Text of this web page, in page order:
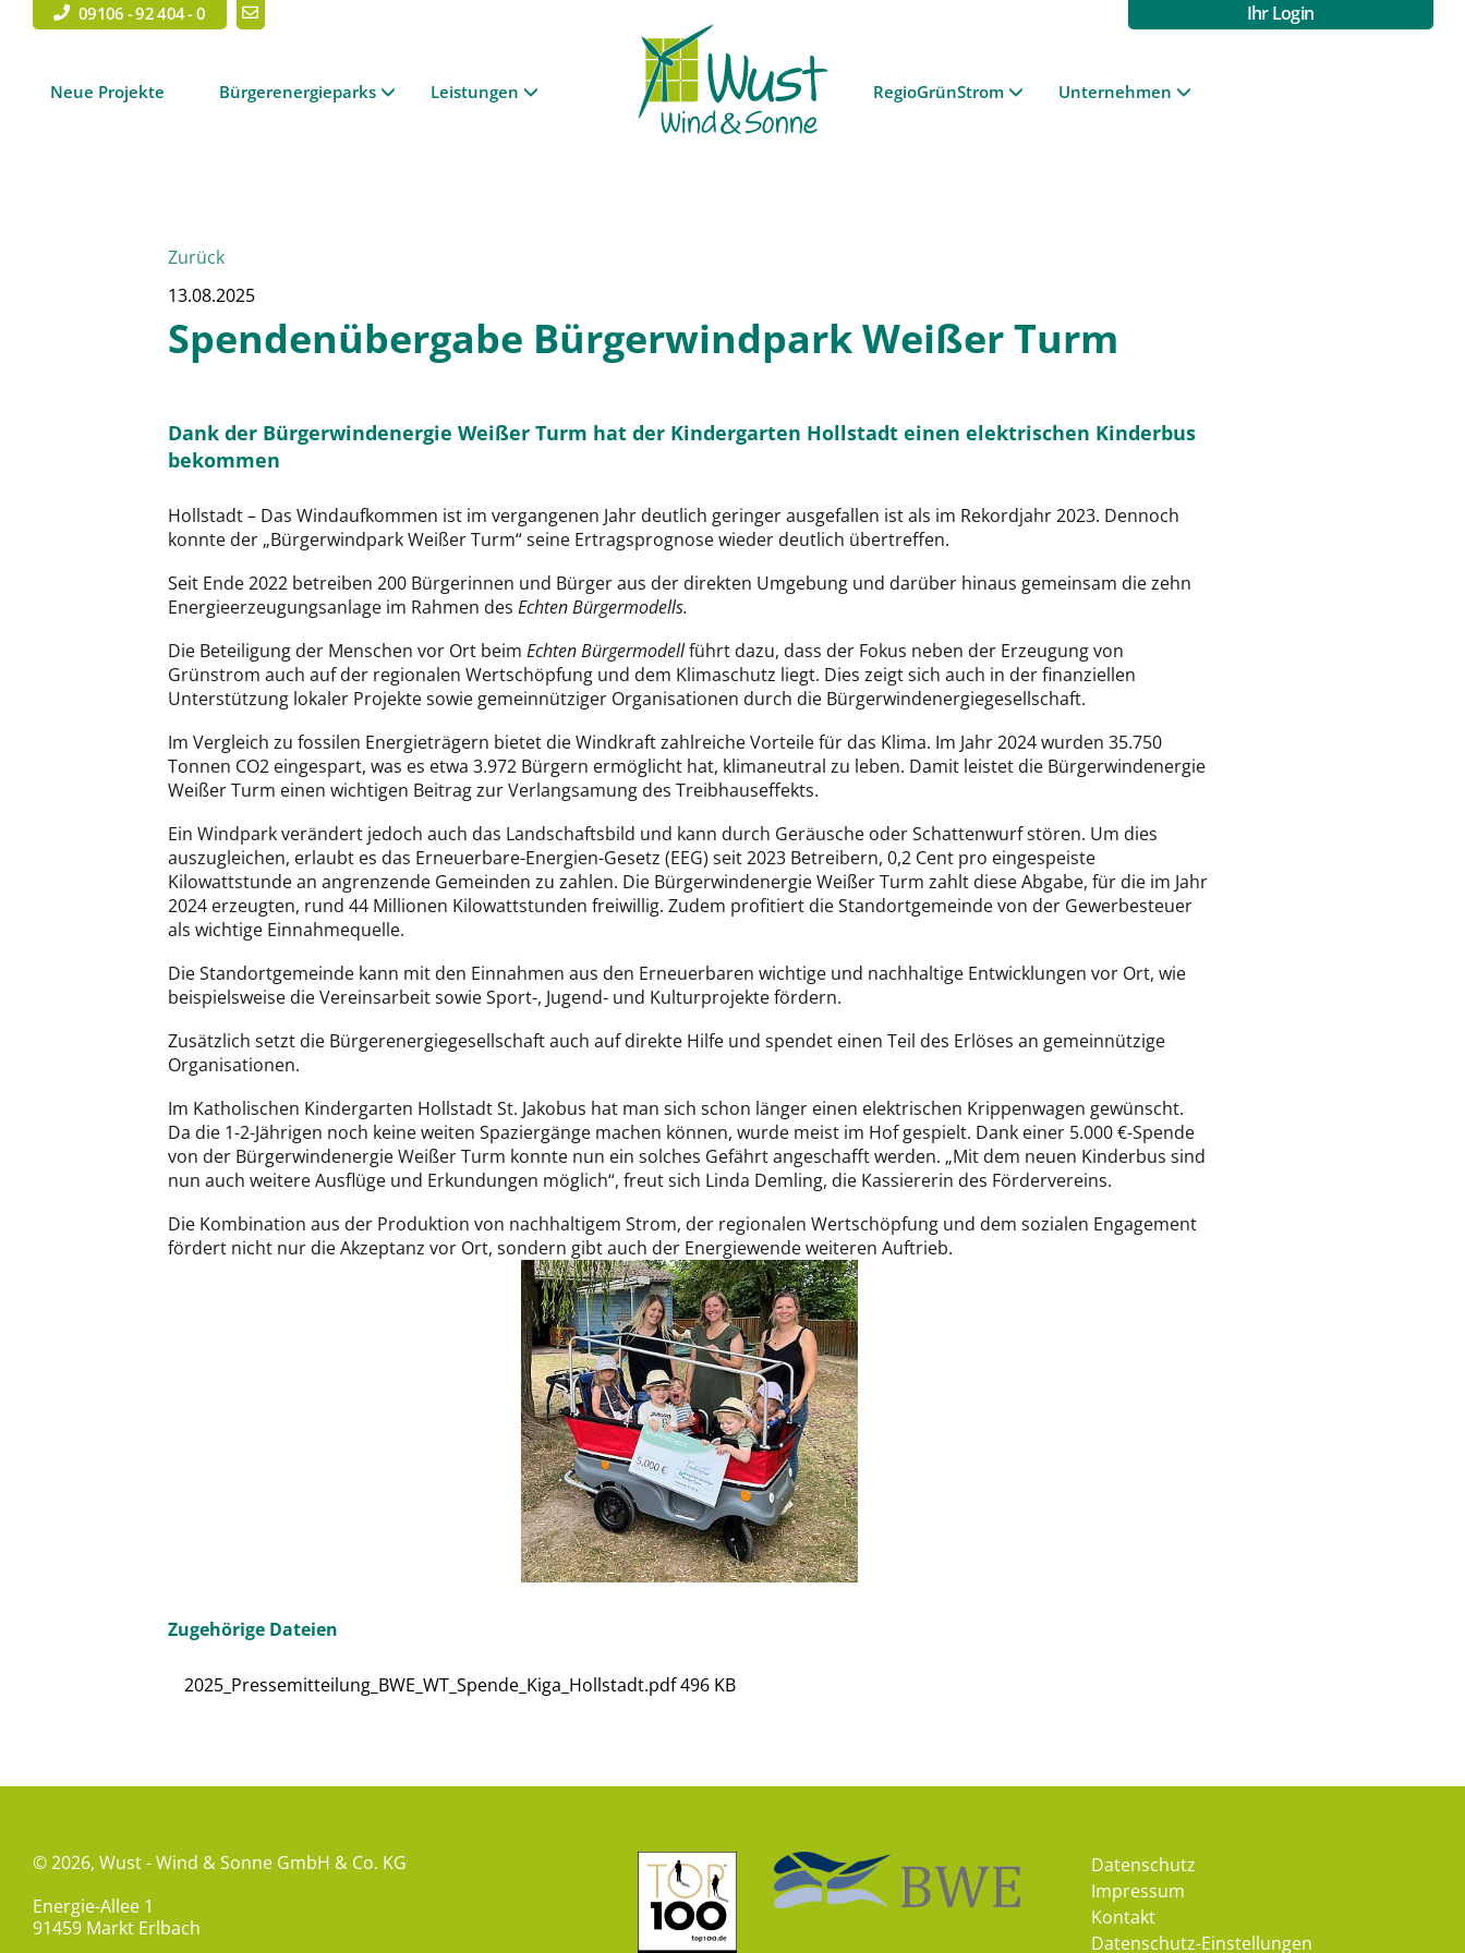
09106 - 92 404 - 0 Ihr Login
Neue Projekte Bürgerenergieparks Leistungen RegioGrünStrom Unternehmen
Zurück
13.08.2025
Spendenübergabe Bürgerwindpark Weißer Turm
Dank der Bürgerwindenergie Weißer Turm hat der Kindergarten Hollstadt einen elektrischen Kinderbus
bekommen
Hollstadt – Das Windaufkommen ist im vergangenen Jahr deutlich geringer ausgefallen ist als im Rekordjahr 2023. Dennoch
konnte der „Bürgerwindpark Weißer Turm“ seine Ertragsprognose wieder deutlich übertreffen.
Seit Ende 2022 betreiben 200 Bürgerinnen und Bürger aus der direkten Umgebung und darüber hinaus gemeinsam die zehn
Energieerzeugungsanlage im Rahmen desEchten Bürgermodells.
Die Beteiligung der Menschen vor Ort beimEchten Bürgermodellführt dazu, dass der Fokus neben der Erzeugung von
Grünstrom auch auf der regionalen Wertschöpfung und dem Klimaschutz liegt. Dies zeigt sich auch in der finanziellen
Unterstützung lokaler Projekte sowie gemeinnütziger Organisationen durch die Bürgerwindenergiegesellschaft.
Im Vergleich zu fossilen Energieträgern bietet die Windkraft zahlreiche Vorteile für das Klima. Im Jahr 2024 wurden 35.750
Tonnen CO2 eingespart, was es etwa 3.972 Bürgern ermöglicht hat, klimaneutral zu leben. Damit leistet die Bürgerwindenergie
Weißer Turm einen wichtigen Beitrag zur Verlangsamung des Treibhauseffekts.
Ein Windpark verändert jedoch auch das Landschaftsbild und kann durch Geräusche oder Schattenwurf stören. Um dies
auszugleichen, erlaubt es das Erneuerbare-Energien-Gesetz (EEG) seit 2023 Betreibern, 0,2 Cent pro eingespeiste
Kilowattstunde an angrenzende Gemeinden zu zahlen. Die Bürgerwindenergie Weißer Turm zahlt diese Abgabe, für die im Jahr
2024 erzeugten, rund 44 Millionen Kilowattstunden freiwillig. Zudem profitiert die Standortgemeinde von der Gewerbesteuer
als wichtige Einnahmequelle.
Die Standortgemeinde kann mit den Einnahmen aus den Erneuerbaren wichtige und nachhaltige Entwicklungen vor Ort, wie
beispielsweise die Vereinsarbeit sowie Sport-, Jugend- und Kulturprojekte fördern.
Zusätzlich setzt die Bürgerenergiegesellschaft auch auf direkte Hilfe und spendet einen Teil des Erlöses an gemeinnützige
Organisationen.
Im Katholischen Kindergarten Hollstadt St. Jakobus hat man sich schon länger einen elektrischen Krippenwagen gewünscht.
Da die 1-2-Jährigen noch keine weiten Spaziergänge machen können, wurde meist im Hof gespielt. Dank einer 5.000 €-Spende
von der Bürgerwindenergie Weißer Turm konnte nun ein solches Gefährt angeschafft werden. „Mit dem neuen Kinderbus sind
nun auch weitere Ausflüge und Erkundungen möglich“, freut sich Linda Demling, die Kassiererin des Fördervereins.
Die Kombination aus der Produktion von nachhaltigem Strom, der regionalen Wertschöpfung und dem sozialen Engagement
fördert nicht nur die Akzeptanz vor Ort, sondern gibt auch der Energiewende weiteren Auftrieb.
Zugehörige Dateien
2025_Pressemitteilung_BWE_WT_Spende_Kiga_Hollstadt.pdf496 KB
© 2026, Wust - Wind & Sonne GmbH & Co. KG
Energie-Allee 1
91459 Markt Erlbach
Datenschutz
Impressum
Kontakt
Datenschutz-Einstellungen